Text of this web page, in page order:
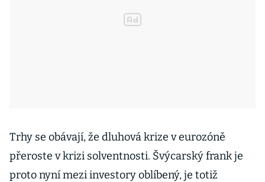
Trhy se obávají, že dluhová krize v eurozóně
přeroste v krizi solventnosti. Švýcarský frank je
proto nyní mezi investory oblíbený, je totiž